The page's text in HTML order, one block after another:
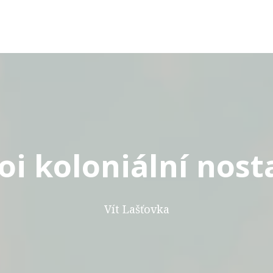
koloniální
Vít Lašťovka